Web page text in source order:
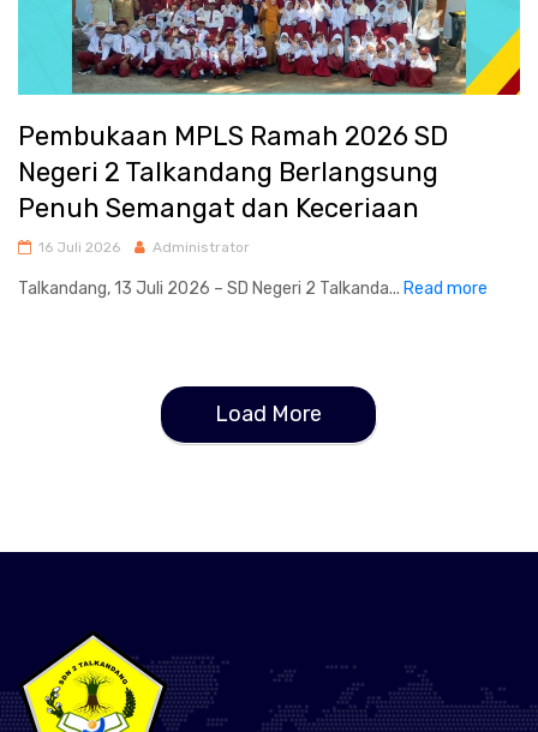
Pembukaan MPLS Ramah 2026 SD
Negeri 2 Talkandang Berlangsung
Penuh Semangat dan Keceriaan
16 Juli 2026 Administrator
Talkandang, 13 Juli 2026 – SD Negeri 2 Talkanda... Read more
Load More